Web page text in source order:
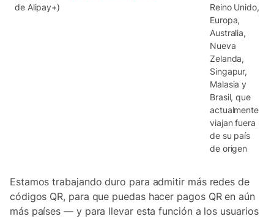
de Alipay+)
Reino Unido,
Europa,
Australia,
Nueva
Zelanda,
Singapur,
Malasia y
Brasil, que
actualmente
viajan fuera
de su país
de origen
Estamos trabajando duro para admitir más redes de
códigos QR, para que puedas hacer pagos QR en aún
más países — y para llevar esta función a los usuarios